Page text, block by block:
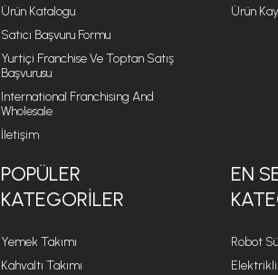
Ürün Katalogu
Satıcı Başvuru Formu
Yurtiçi Franchise Ve Toptan Satış
Başvurusu
International Franchising And
Wholesale
İletişim
Ürün
POPÜLER
KATEGORILER
Yemek Takımı
Kahvaltı Takımı
EN
Robot